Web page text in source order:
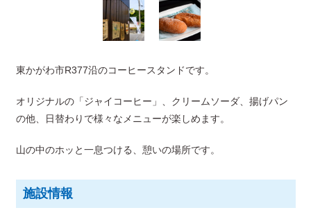
東かがわ市R377沿のコーヒースタンドです。
オリジナルの「ジャイコーヒー」、クリームソーダ、揚げパン
の他、日替わりで様々なメニューが楽しめます。
山の中のホッと一息つける、憩いの場所です。
施設情報